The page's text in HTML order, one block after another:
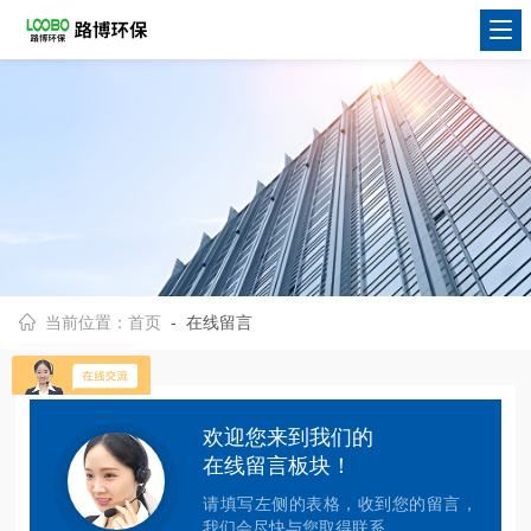
当前位置：首页 - 在线留言
欢迎您来到我们的
在线留言板块！
请填写左侧的表格，收到您的留言，